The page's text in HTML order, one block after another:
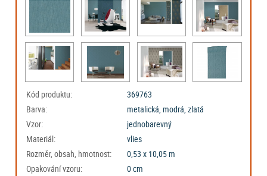
Kód produktu:
369763
Barva:
metalická, modrá, zlatá
Vzor:
jednobarevný
Materiál:
vlies
Rozměr, obsah, hmotnost:
0,53 x 10,05 m
Opakování vzoru:
0 cm